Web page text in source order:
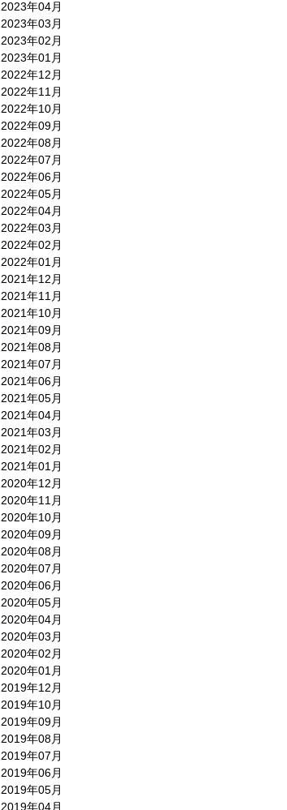
2023年04月
2023年03月
2023年02月
2023年01月
2022年12月
2022年11月
2022年10月
2022年09月
2022年08月
2022年07月
2022年06月
2022年05月
2022年04月
2022年03月
2022年02月
2022年01月
2021年12月
2021年11月
2021年10月
2021年09月
2021年08月
2021年07月
2021年06月
2021年05月
2021年04月
2021年03月
2021年02月
2021年01月
2020年12月
2020年11月
2020年10月
2020年09月
2020年08月
2020年07月
2020年06月
2020年05月
2020年04月
2020年03月
2020年02月
2020年01月
2019年12月
2019年10月
2019年09月
2019年08月
2019年07月
2019年06月
2019年05月
2019年04月